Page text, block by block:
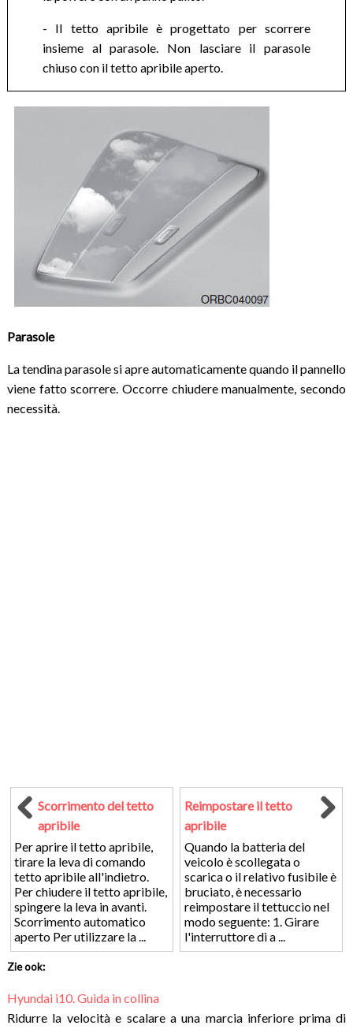
- Il tetto apribile è progettato per scorrere
insieme al parasole. Non lasciare il parasole
chiuso con il tetto apribile aperto.
Parasole
La tendina parasole si apre automaticamente quando il pannello
viene fatto scorrere. Occorre chiudere manualmente, secondo
necessità.
Scorrimento del tetto
apribile
Per aprire il tetto apribile,
tirare la leva di comando
tetto apribile all'indietro.
Per chiudere il tetto apribile,
spingere la leva in avanti.
Scorrimento automatico
aperto Per utilizzare la ...
Reimpostare il tetto
apribile
Quando la batteria del
veicolo è scollegata o
scarica o il relativo fusibile è
bruciato, è necessario
reimpostare il tettuccio nel
modo seguente: 1. Girare
l'interruttore di a ...
Zie ook:
Hyundai i10. Guida in collina
Ridurre la velocità e scalare a una marcia inferiore prima di